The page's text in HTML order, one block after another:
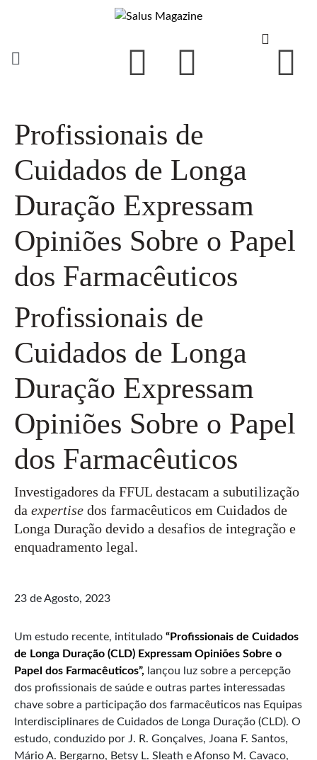
Profissionais de
Cuidados de Longa
Duração Expressam
Opiniões Sobre o Papel
dos Farmacêuticos
Profissionais de
Cuidados de Longa
Duração Expressam
Opiniões Sobre o Papel
dos Farmacêuticos
Investigadores da FFUL destacam a subutilização
da expertise dos farmacêuticos em Cuidados de
Longa Duração devido a desafios de integração e
enquadramento legal.
23 de Agosto, 2023
Um estudo recente, intitulado “Profissionais de Cuidados
de Longa Duração (CLD) Expressam Opiniões Sobre o
Papel dos Farmacêuticos”, lançou luz sobre a percepção
dos profissionais de saúde e outras partes interessadas
chave sobre a participação dos farmacêuticos nas Equipas
Interdisciplinares de Cuidados de Longa Duração (CLD). O
estudo, conduzido por J. R. Gonçalves, Joana F. Santos,
Mário A. Bergarno, Betsy L. Sleath e Afonso M. Cavaco,